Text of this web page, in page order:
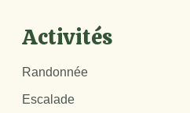
Activités
Randonnée
Escalade